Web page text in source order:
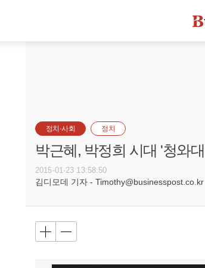
정치·사회 정치
박근혜, 박정희 시대 '청와
2015-01-23 13:58:50
김디모데 기자 - Timothy@businesspost.co.kr